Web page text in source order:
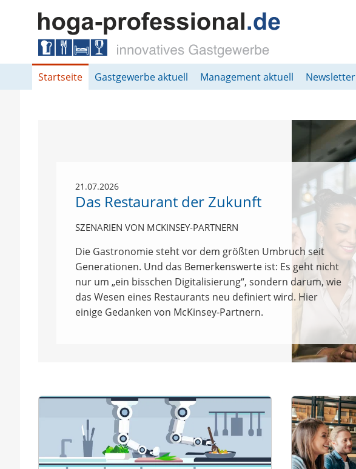
Hauptmenü
Inhalt
Fußzeile
Startseite
Gastgewerbe aktuell Management aktuell Newsletter
21.07.2026
Das Restaurant der Zukunft
SZENARIEN VON MCKINSEY-PARTNERN
Die Gastronomie steht vor dem größten Umbruch seit
Generationen. Und das Bemerkenswerte ist: Es geht nicht
nur um „ein bisschen Digitalisierung“, sondern darum, wie
das Wesen eines Restaurants neu definiert wird. Hier
einige Gedanken von McKinsey-Partnern.